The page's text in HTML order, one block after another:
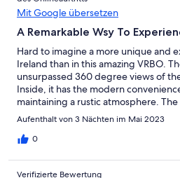
Mit Google übersetzen
A Remarkable Wsy To
Hard to imagine a more unique and
Ireland than in this amazing VRBO.
unsurpassed 360 degree views of
Inside, it has the modern
maintaining a rustic atmosphere.
yet the views from the modern
directions and easy to find on the
experience.
Aufenthalt von 3 Nächten im Mai 2023
0
Verifizierte Bewertung